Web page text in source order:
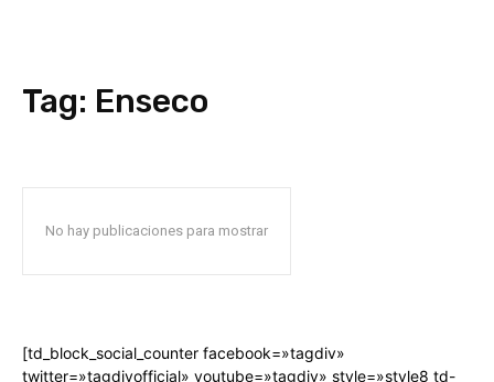
Tag: Enseco
No hay publicaciones para mostrar
[td_block_social_counter facebook=»tagdiv»
twitter=»tagdivofficial» youtube=»tagdiv» style=»style8 td-